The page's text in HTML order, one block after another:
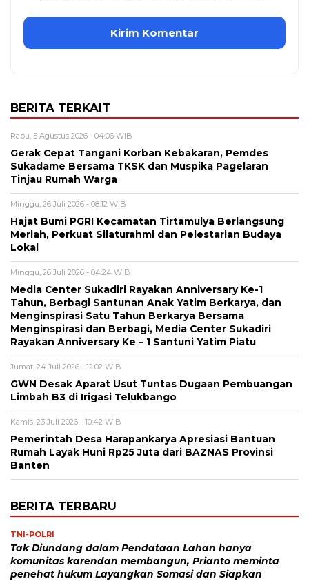
BERITA TERKAIT
Rabu, 5 Agustus 2026 - 04:06 WIB
Gerak Cepat Tangani Korban Kebakaran, Pemdes
Sukadame Bersama TKSK dan Muspika Pagelaran
Tinjau Rumah Warga
Minggu, 26 Juli 2026 - 08:12 WIB
Hajat Bumi PGRI Kecamatan Tirtamulya Berlangsung
Meriah, Perkuat Silaturahmi dan Pelestarian Budaya
Lokal
Minggu, 26 Juli 2026 - 04:24 WIB
Media Center Sukadiri Rayakan Anniversary Ke-1
Tahun, Berbagi Santunan Anak Yatim Berkarya, dan
Menginspirasi Satu Tahun Berkarya Bersama
Menginspirasi dan Berbagi, Media Center Sukadiri
Rayakan Anniversary Ke – 1 Santuni Yatim Piatu
Jumat, 24 Juli 2026 - 12:02 WIB
GWN Desak Aparat Usut Tuntas Dugaan Pembuangan
Limbah B3 di Irigasi Telukbango
Kamis, 23 Juli 2026 - 10:42 WIB
Pemerintah Desa Harapankarya Apresiasi Bantuan
Rumah Layak Huni Rp25 Juta dari BAZNAS Provinsi
Banten
BERITA TERBARU
TNI-POLRI
Tak Diundang dalam Pendataan Lahan hanya
komunitas karendan membangun, Prianto meminta
penehat hukum Layangkan Somasi dan Siapkan